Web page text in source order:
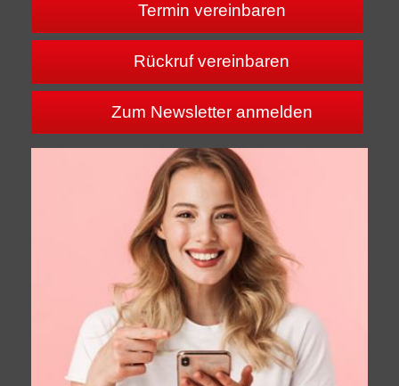
Termin vereinbaren
Rückruf vereinbaren
Zum Newsletter anmelden